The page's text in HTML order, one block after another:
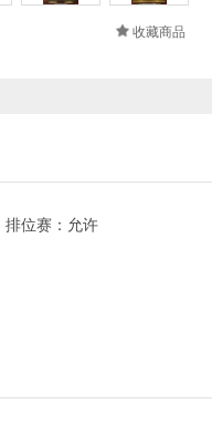
收藏商品
排位赛：允许